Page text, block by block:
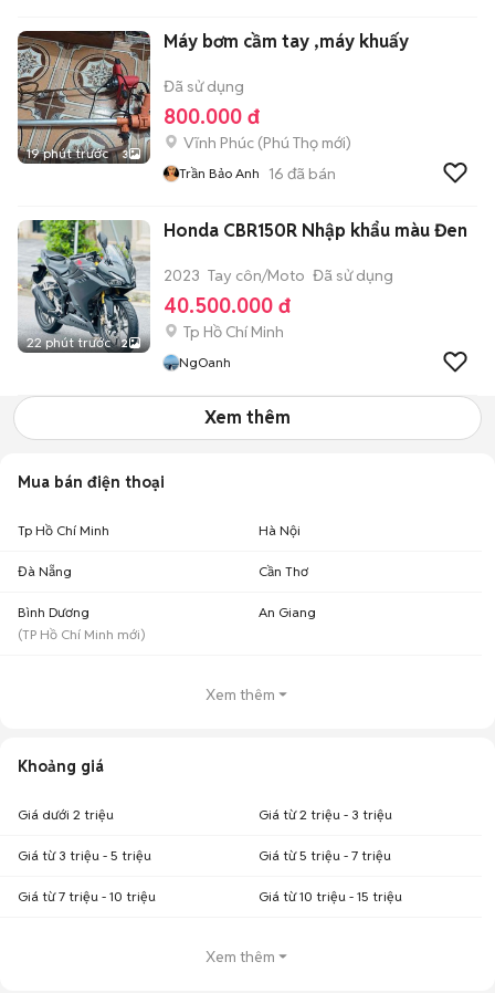
19 phút trước 3
Máy bơm cầm tay ,máy khuấy
Đã sử dụng
800.000 đ
Vĩnh Phúc (Phú Thọ mới)
Trần Bảo Anh 16 đã bán
22 phút trước 2
Honda CBR150R Nhập khẩu màu Đen
2023 Tay côn/Moto Đã sử dụng
40.500.000 đ
Tp Hồ Chí Minh
NgOanh
Xem thêm
Mua bán điện thoại
Tp Hồ Chí Minh Hà Nội
Đà Nẵng Cần Thơ
Bình Dương
(TP Hồ Chí Minh mới)
An Giang
Xem thêm
Khoảng giá
Giá dưới 2 triệu Giá từ 2 triệu - 3 triệu
Giá từ 3 triệu - 5 triệu Giá từ 5 triệu - 7 triệu
Giá từ 7 triệu - 10 triệu Giá từ 10 triệu - 15 triệu
Xem thêm